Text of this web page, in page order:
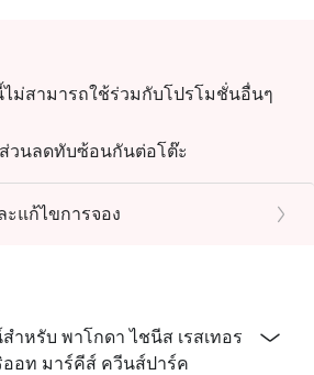
ม่สามารถใช้ร่วมกับโปรโมชั่นอื่นๆ
วนลดทับซ้อนกันต่อโต๊ะ
ลาเพื่อรับส่วนลดและที่นั่ง การจองของ
รถใช้ได้หากคุณมาถึงก่อนเวลาหรือ
อาหารค่ำ* (รับออเดอร์สุดท้าย 21.30
ะแก้ไขการจอง
ำหรับ พาโกดา ไชนีส เรสเทอร
ออท มาร์คีส์ ควีนส์ปาร์ค